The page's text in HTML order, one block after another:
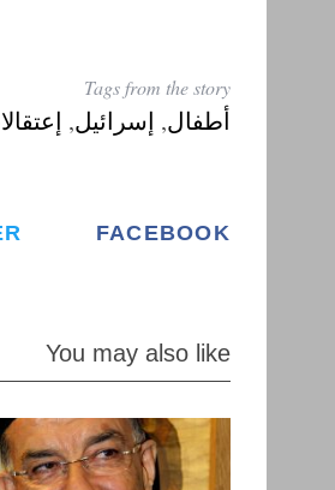
Tags from the story
أطفال, إسرائيل,
FACEBOOK
You may also like